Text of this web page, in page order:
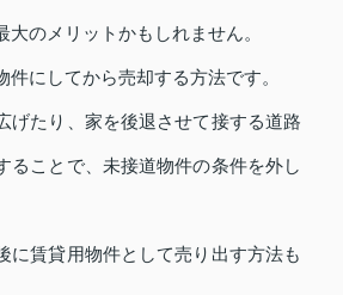
大のメリットかもしれません。
件にしてから売却する方法です。
げたり、家を後退させて接する道路
ることで、未接道物件の条件を外し
に賃貸用物件として売り出す方法も